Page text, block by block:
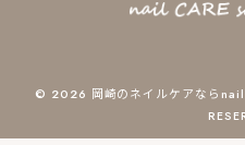
© 2026 岡崎のネイルケアなら